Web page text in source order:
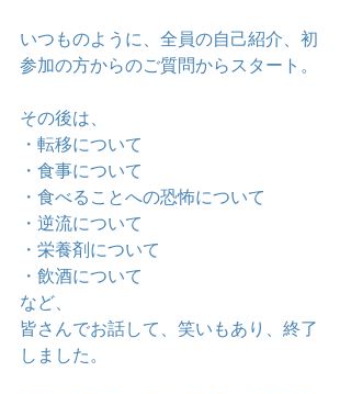
いつものように、全員の自己紹介、初
参加の方からのご質問からスタート。
その後は、
・転移について
・食事について
・食べることへの恐怖について
・逆流について
・栄養剤について
・飲酒について
など、
皆さんでお話して、笑いもあり、終了
しました。